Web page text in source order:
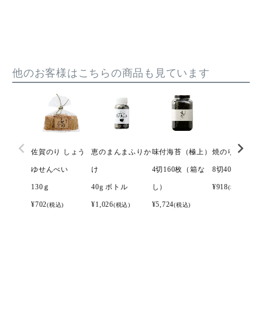
他のお客様はこちらの商品も見ています
佐賀のり しょう
ゆせんべい
130ｇ
¥702(税込)
恵のまんまふりか
け
40g ボトル
¥1,026(税込)
味付海苔（極上）
4切160枚（箱な
し）
¥5,724(税込)
焼のり （極上
8切40枚
¥918(税込)